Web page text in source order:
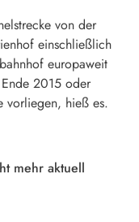
von der
einschließlich
europaweit
2015 oder
vorliegen, hieß es.
mehr aktuell